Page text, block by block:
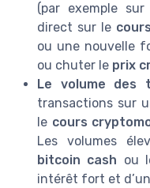
(par exemple sur
direct sur le
ou une nouvelle
ou chuter le prix
Le volume des
transactions sur
le cours
Les volumes
bitcoin cash ou
intérêt fort et